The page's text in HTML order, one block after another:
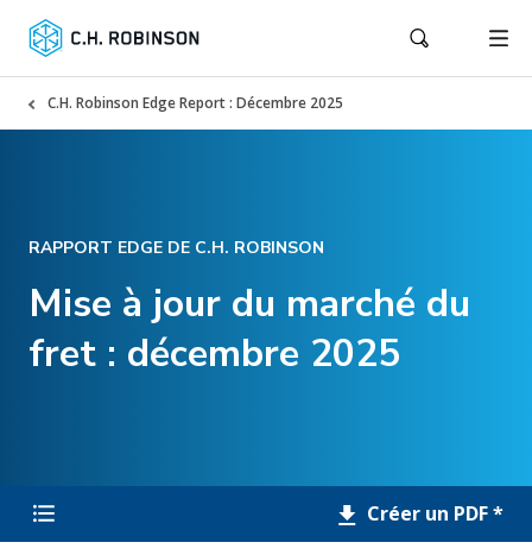
C.H. Robinson Edge Report : Décembre 2025
RAPPORT EDGE DE C.H. ROBINSON
Mise à jour du marché du
fret : décembre 2025
Créer un PDF *